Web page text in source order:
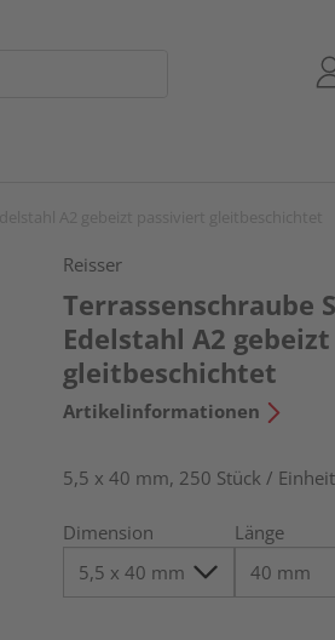
Reisser
Terrassenschraube
Edelstahl A2
gleitbeschichtet
Artikelinformationen
5,5 x 40 mm, 250 Stück /
Dimension Länge